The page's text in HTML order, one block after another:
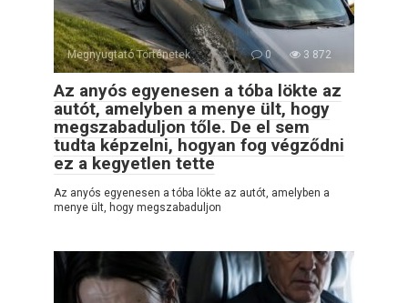
Megnyugtató Történetek 0 3 872
Az anyós egyenesen a tóba lökte az
autót, amelyben a menye ült, hogy
megszabaduljon tőle. De el sem
tudta képzelni, hogyan fog végződni
ez a kegyetlen tette
Az anyós egyenesen a tóba lökte az autót, amelyben a
menye ült, hogy megszabaduljon